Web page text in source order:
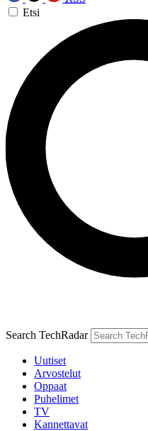
Etsi
Search TechRadar
Uutiset
Arvostelut
Oppaat
Puhelimet
TV
Kannettavat